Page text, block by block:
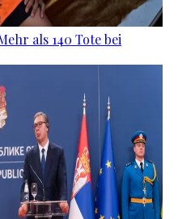
als 140 Tote bei